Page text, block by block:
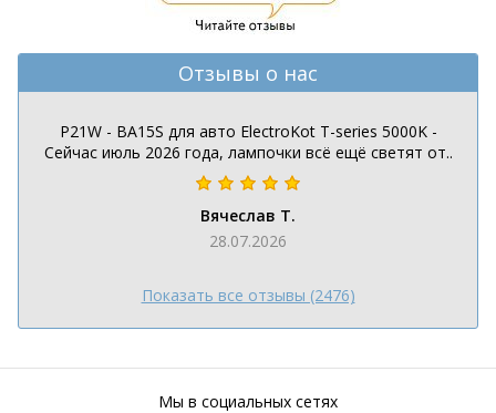
Отзывы о нас
P21W - BA15S для авто ElectroKot T-series 5000K -
Сейчас июль 2026 года, лампочки всё ещё светят от..
Вячеслав Т.
28.07.2026
Показать все отзывы (2476)
Мы в социальных сетях